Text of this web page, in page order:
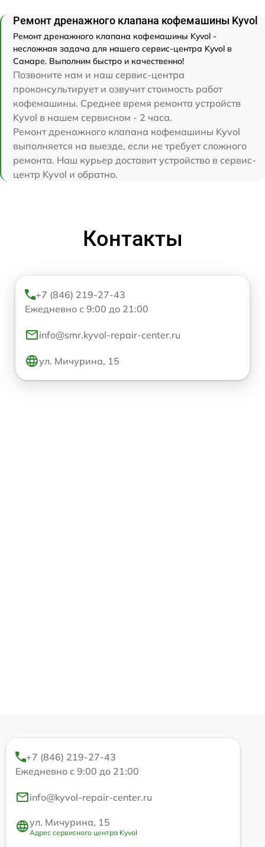
Ремонт дренажного клапана кофемашины Kyvol
Ремонт дренажного клапана кофемашины Kyvol -
несложная задача для нашего сервис-центра Kyvol в
Самаре. Выполним быстро и качественно!
Позвоните нам и наш сервис-центра
проконсультирует и озвучит стоимость работ
кофемашины. Среднее время ремонта устройств
Kyvol в нашем сервисном - 2 часа.
Ремонт дренажного клапана кофемашины Kyvol
выполняется на выезде, если не требует сложного
ремонта. Наш курьер доставит устройство в сервис-
центр Kyvol и обратно.
Контакты
+7 (846) 219-27-43
Ежедневно с 9:00 до 21:00
info@smr.kyvol-repair-center.ru
ул. Мичурина, 15
+7 (846) 219-27-43
Ежедневно с 9:00 до 21:00
info@kyvol-repair-center.ru
ул. Мичурина, 15
Адрес сервисного центра Kyvol